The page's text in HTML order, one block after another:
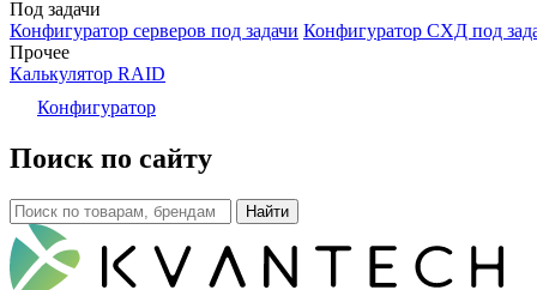
Под задачи
Конфигуратор серверов под задачи Конфигуратор СХД под
Прочее
Калькулятор RAID
Конфигуратор
Поиск по сайту